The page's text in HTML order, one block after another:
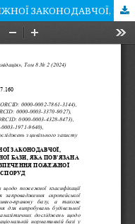
АНАЛІЗ ВІТЧИЗНЯНОЇ ТА ЗАРУБІЖНОЇ ЗАКОНОДАВЧОЇ, НОРМАТИВНО-ПРАВОВОЇ ТА НОРМАТИВНОЇ БАЗИ, ЯКА ПОВ’ЯЗАНА З ОСНОВНОЮ ВИМОГОЮ ЩОДО ЗАБЕЗПЕЧЕННЯ ПОЖЕЖНОЇ БЕЗПЕКИ БУДІВЕЛЬ ТА СПОРУД